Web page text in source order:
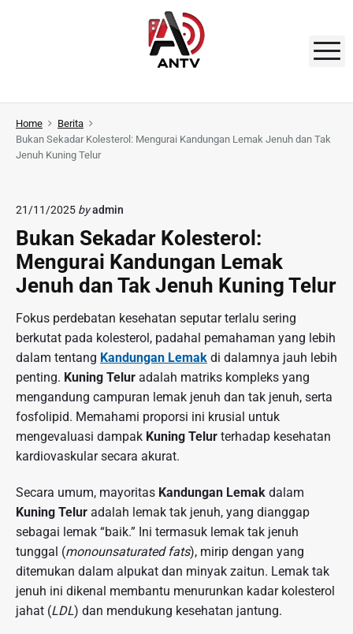
o
A
N
Home
Berita
Bukan Sekadar Kolesterol: Mengurai Kandungan Lemak Jenuh dan Tak
Jenuh Kuning Telur
21/11/2025 byadmin
Bukan Sekadar Kolesterol:
Mengurai Kandungan Lemak
Jenuh dan Tak Jenuh Kuning Telur
Fokus perdebatan kesehatan seputar terlalu sering
berkutat pada kolesterol, padahal pemahaman yang lebih
dalam tentang Kandungan Lemak di dalamnya jauh lebih
penting. Kuning Telur adalah matriks kompleks yang
mengandung campuran lemak jenuh dan tak jenuh, serta
fosfolipid. Memahami proporsi ini krusial untuk
mengevaluasi dampak Kuning Telur terhadap kesehatan
kardiovaskular secara akurat.
Secara umum, mayoritas Kandungan Lemak dalam
Kuning Telur adalah lemak tak jenuh, yang dianggap
sebagai lemak “baik.” Ini termasuk lemak tak jenuh
tunggal (monounsaturated fats), mirip dengan yang
ditemukan dalam alpukat dan minyak zaitun. Lemak tak
jenuh ini dikenal membantu menurunkan kadar kolesterol
jahat (LDL) dan mendukung kesehatan jantung.